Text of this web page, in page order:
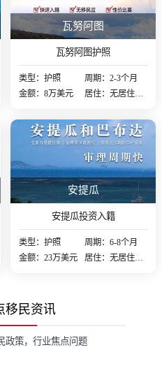
瓦努阿图
瓦努阿图护照
类型：护照
周期：2-3个月
金额：8万美元
居住：无居住要
安提瓜
安提瓜投资入籍
类型：护照
周期：6-8个月
金额：23万美元
居住：无居住要
移民资讯
政策，行业焦点问题